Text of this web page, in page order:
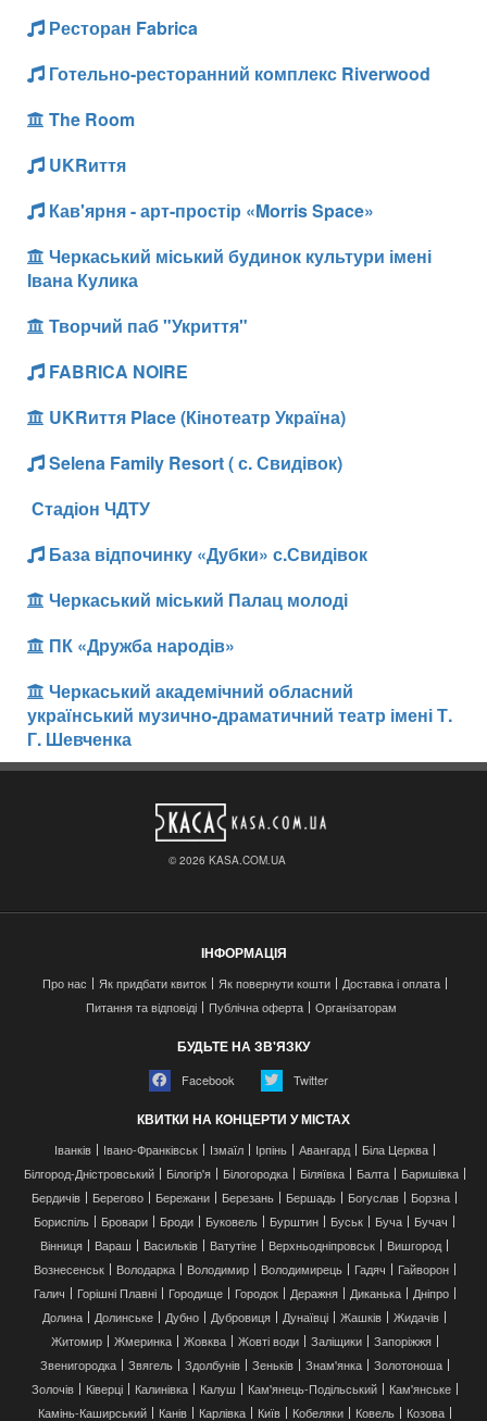
Ресторан Fabrica
Готельно-ресторанний комплекс Riverwood
The Room
UKRиття
Кав'ярня - арт-простір «Morris Space»
Черкаський міський будинок культури імені
Івана Кулика
Творчий паб "Укриття"
FABRICA NOIRE
UKRиття Place (Кінотеатр Україна)
Selena Family Resort ( с. Свидівок)
Стадіон ЧДТУ
База відпочинку «Дубки» с.Свидівок
Черкаський міський Палац молоді
ПК «Дружба народів»
Черкаський академічний обласний
український музично-драматичний театр імені Т.
Г. Шевченка
© 2026 KASA.COM.UA
ІНФОРМАЦІЯ
Про нас Як придбати квиток Як повернути кошти
Доставка і оплата
Питання та відповіді
Публічна оферта Організаторам
БУДЬТЕ НА ЗВ'ЯЗКУ
Facebook Twitter
КВИТКИ НА КОНЦЕРТИ У МІСТАХ
Іванків Івано-Франківськ Ізмаїл Ірпінь Авангард
Біла Церква
Білгород-Дністровський
Білогір'я Білогородка Біляївка Балта
Баришівка
Бердичів
Берегово Бережани Березань Бершадь Богуслав
Борзна
Бориспіль
Бровари Броди Буковель Бурштин Буськ Буча
Бучач
Вінниця
Вараш Васильків Ватутіне Верхньодніпровськ
Вишгород
Вознесенськ
Володарка Володимир Володимирець Гадяч
Гайворон
Галич
Горішні Плавні Городище Городок Деражня Диканька
Дніпро
Долина
Долинське Дубно Дубровиця Дунаївці Жашків
Жидачів
Житомир
Жмеринка Жовква Жовті води Заліщики
Запоріжжя
Звенигородка
Звягель Здолбунів Зеньків Знам'янка
Золотоноша
Золочів
Ківерці Калинівка Калуш Кам'янець-Подільський
Кам'янське
Камінь-Каширський
Канів Карлівка Київ Кобеляки Ковель Козова